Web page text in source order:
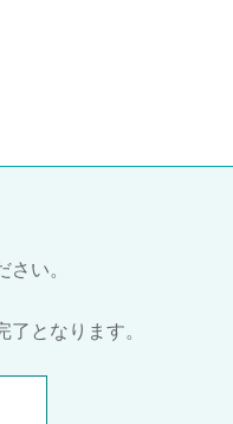
い。
となります。